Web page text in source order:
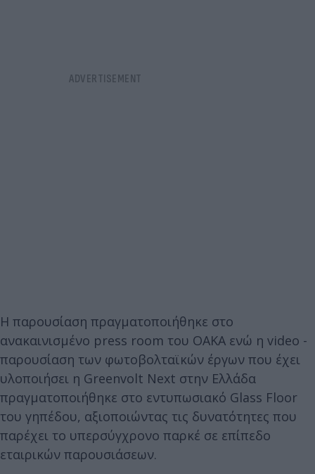
Η παρουσίαση πραγματοποιήθηκε στο
ανακαινισμένο press room του ΟΑΚΑ ενώ η video -
παρουσίαση των φωτοβολταϊκών έργων που έχει
υλοποιήσει η Greenvolt Next στην Ελλάδα
πραγματοποιήθηκε στο εντυπωσιακό Glass Floor
του γηπέδου, αξιοποιώντας τις δυνατότητες που
παρέχει το υπερσύγχρονο παρκέ σε επίπεδο
εταιρικών παρουσιάσεων.